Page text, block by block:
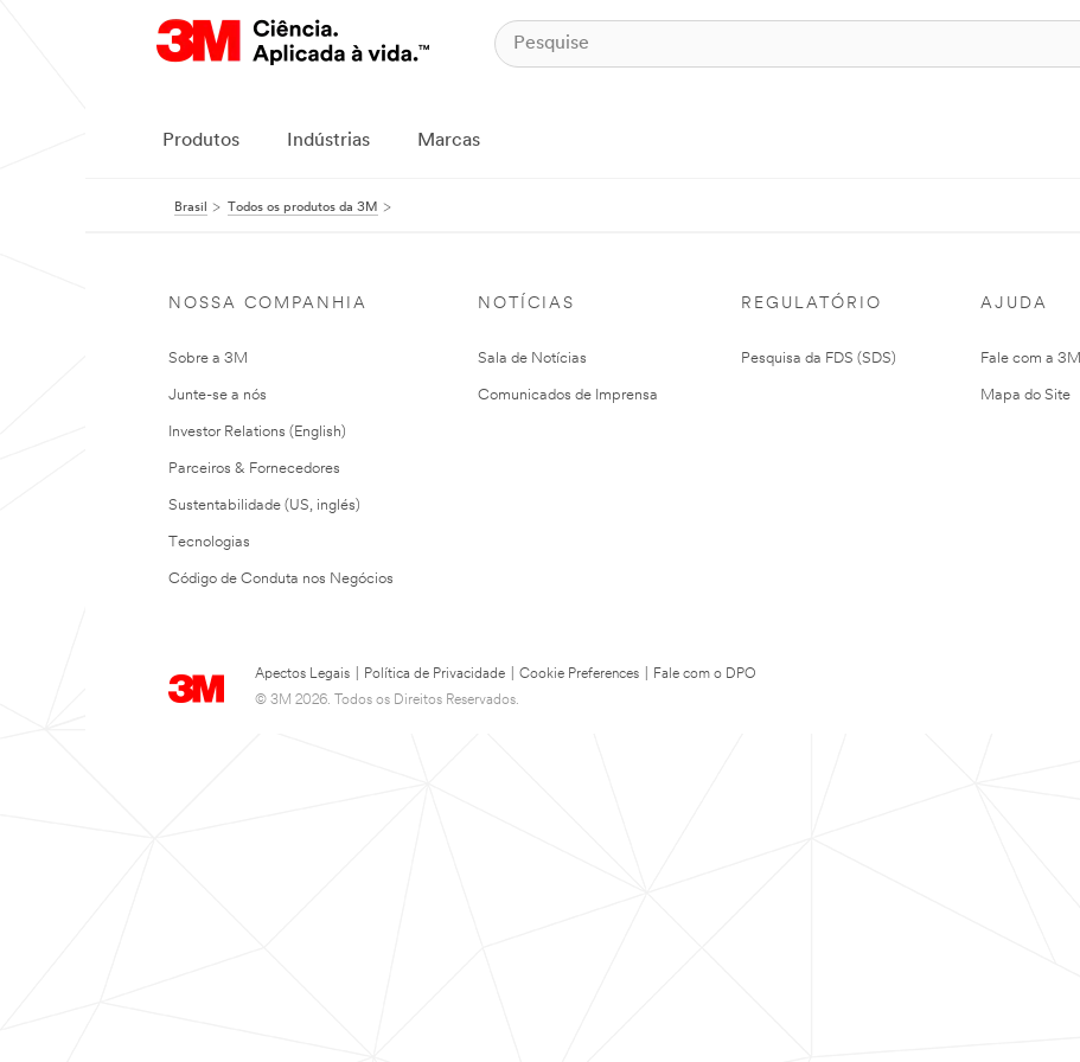
Produtos Indústrias Marcas
Brasil Todos os produtos da 3M
NOSSA COMPANHIA
Sobre a 3M
Junte-se a nós
Investor Relations (English)
Parceiros & Fornecedores
Sustentabilidade (US, inglés)
Tecnologias
Código de Conduta nos Negócios
NOTÍCIAS
Sala de Notícias
Comunicados de Imprensa
REGULATÓRIO
Pesquisa da FDS (SDS)
AJUDA
Fale com a 3M
Mapa do Site
Apectos Legais Política de Privacidade Cookie Preferences
Fale com o DPO
© 3M 2026. Todos os Direitos Reservados.